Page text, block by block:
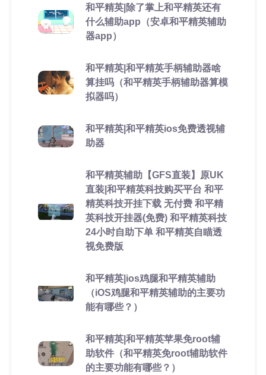
和平精英|除了掌上和平精英还有
什么辅助app（安卓和平精英辅助
器app）
和平精英|和平精英手柄辅助器啥
算挂吗（和平精英手柄辅助器算模
拟器吗）
和平精英|和平精英ios免费透视辅
助器
和平精英辅助【GFS直装】原UK
直装|和平精英科技购买平台 和平
精英科技开挂下载 无付费 和平精
英科技开挂器(免费) 和平精英科技
24小时自助下单 和平精英自瞄透
视免费版
和平精英|ios鸡腿和平精英辅助
（iOS鸡腿和平精英辅助的主要功
能有哪些？）
和平精英|和平精英苹果免root辅
助软件（和平精英免root辅助软件
的主要功能有哪些？）